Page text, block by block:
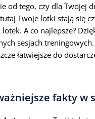
od tego, czy dla Twojej
Twoje lotki stają się
A co najlepsze?
sesjach treningowych.
łatwiejsze do
fakty w